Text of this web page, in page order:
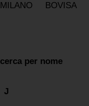
MILANO BOVISA
cerca per nome
J